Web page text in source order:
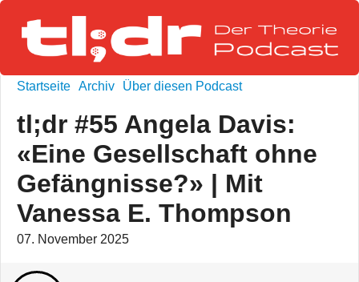
Startseite Archiv Über diesen Podcast
tl;dr #55 Angela Davis:
«Eine Gesellschaft ohne
Gefängnisse?» | Mit
Vanessa E. Thompson
07. November 2025